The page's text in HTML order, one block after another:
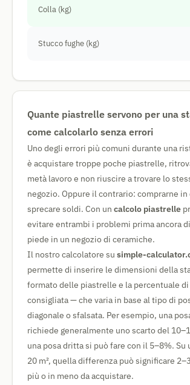
Colla (kg)
Stucco fughe (kg)
Quante piastrelle servono per una
come calcolarlo senza errori
Uno degli errori più comuni durante una
è acquistare troppe poche piastrelle,
metà lavoro e non riuscire a trovare lo
negozio. Oppure il contrario: comprarne in
sprecare soldi. Con un calcolo piastrelle
evitare entrambi i problemi prima ancora
piede in un negozio di ceramiche.
Il nostro calcolatore su simple-
permette di inserire le dimensioni della
formato delle piastrelle e la percentuale
consigliata — che varia in base al tipo di
diagonale o sfalsata. Per esempio, una
richiede generalmente uno scarto del
una posa dritta si può fare con il 5–8%. Su
20 m², quella differenza può significare
più o in meno da acquistare.